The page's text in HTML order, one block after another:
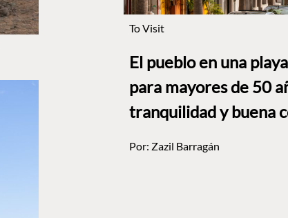
To Visit
El pueblo en una
para mayores de 50
tranquilidad y buena
Por: Zazil Barragán